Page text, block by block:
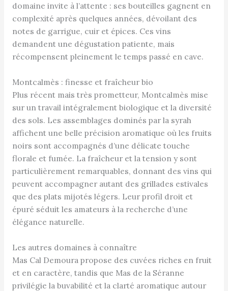
domaine invite à l’attente : ses bouteilles gagnent en
complexité après quelques années, dévoilant des
notes de garrigue, cuir et épices. Ces vins
demandent une dégustation patiente, mais
récompensent pleinement le temps passé en cave.
Montcalmès : finesse et fraîcheur bio
Plus récent mais très prometteur, Montcalmès mise
sur un travail intégralement biologique et la diversité
des sols. Les assemblages dominés par la syrah
affichent une belle précision aromatique où les fruits
noirs sont accompagnés d’une délicate touche
florale et fumée. La fraîcheur et la tension y sont
particulièrement remarquables, donnant des vins qui
peuvent accompagner autant des grillades estivales
que des plats mijotés légers. Leur profil droit et
épuré séduit les amateurs à la recherche d’une
élégance naturelle.
Les autres domaines à connaître
Mas Cal Demoura propose des cuvées riches en fruit
et en caractère, tandis que Mas de la Séranne
privilégie la buvabilité et la clarté aromatique autour